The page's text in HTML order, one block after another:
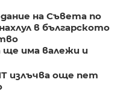
на Съвета по
в българското
ще има валежи и
излъчва още пет